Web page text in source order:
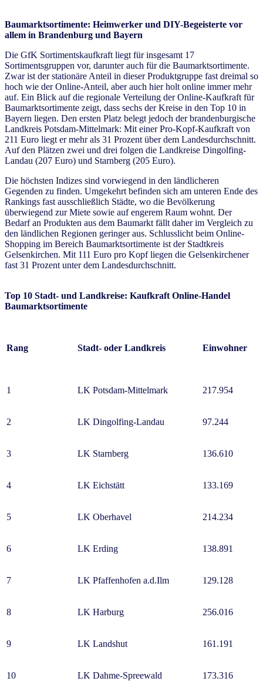
Baumarktsortimente: Heimwerker und DIY-Begeisterte vor
allem in Brandenburg und Bayern
Die GfK Sortimentskaufkraft liegt für insgesamt 17
Sortimentsgruppen vor, darunter auch für die Baumarktsortimente.
Zwar ist der stationäre Anteil in dieser Produktgruppe fast dreimal so
hoch wie der Online-Anteil, aber auch hier holt online immer mehr
auf. Ein Blick auf die regionale Verteilung der Online-Kaufkraft für
Baumarktsortimente zeigt, dass sechs der Kreise in den Top 10 in
Bayern liegen. Den ersten Platz belegt jedoch der brandenburgische
Landkreis Potsdam-Mittelmark: Mit einer Pro-Kopf-Kaufkraft von
211 Euro liegt er mehr als 31 Prozent über dem Landesdurchschnitt.
Auf den Plätzen zwei und drei folgen die Landkreise Dingolfing-
Landau (207 Euro) und Starnberg (205 Euro).
Die höchsten Indizes sind vorwiegend in den ländlicheren
Gegenden zu finden. Umgekehrt befinden sich am unteren Ende des
Rankings fast ausschließlich Städte, wo die Bevölkerung
überwiegend zur Miete sowie auf engerem Raum wohnt. Der
Bedarf an Produkten aus dem Baumarkt fällt daher im Vergleich zu
den ländlichen Regionen geringer aus. Schlusslicht beim Online-
Shopping im Bereich Baumarktsortimente ist der Stadtkreis
Gelsenkirchen. Mit 111 Euro pro Kopf liegen die Gelsenkirchener
fast 31 Prozent unter dem Landesdurchschnitt.
Top 10 Stadt- und Landkreise: Kaufkraft Online-Handel
Baumarktsortimente
Rang Stadt- oder Landkreis Einwohner
1 LK Potsdam-Mittelmark 217.954
2 LK Dingolfing-Landau 97.244
3 LK Starnberg 136.610
4 LK Eichstätt 133.169
5 LK Oberhavel 214.234
6 LK Erding 138.891
7 LK Pfaffenhofen a.d.Ilm 129.128
8 LK Harburg 256.016
9 LK Landshut 161.191
10 LK Dahme-Spreewald 173.316